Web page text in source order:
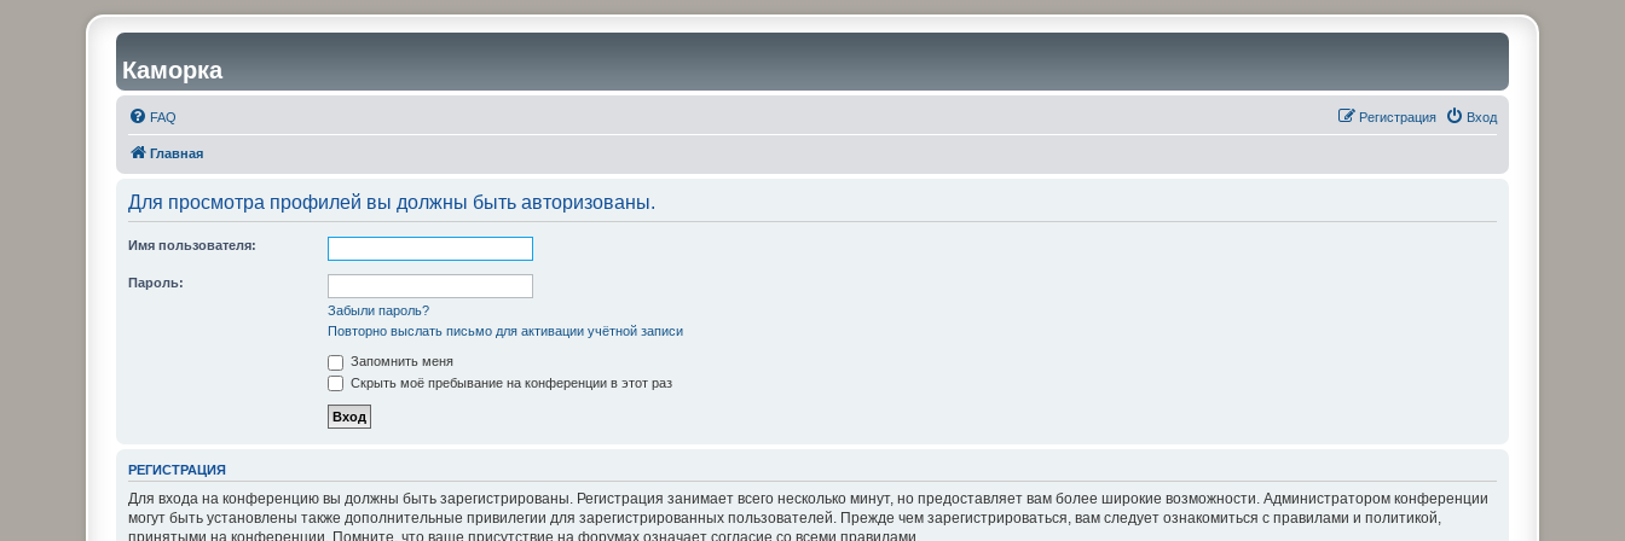
Каморка
FAQ Вход
Регистрация
Главная
Для просмотра профилей вы должны быть авторизованы.
Имя пользователя:
Пароль:
Забыли пароль?
Повторно выслать письмо для активации учётной записи
Запомнить меня
Скрыть моё пребывание на конференции в этот раз
РЕГИСТРАЦИЯ
Для входа на конференцию вы должны быть зарегистрированы. Регистрация занимает всего несколько минут, но предоставляет вам более широкие возможности. Администратором конференции
могут быть установлены также дополнительные привилегии для зарегистрированных пользователей. Прежде чем зарегистрироваться, вам следует ознакомиться с правилами и политикой,
принятыми на конференции. Помните, что ваше присутствие на форумах означает согласие со всеми правилами.